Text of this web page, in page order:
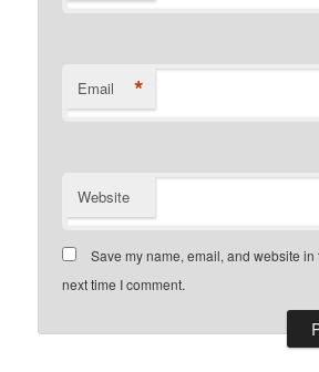
Email *
Website
Save my name, email, and website in
next time I comment.